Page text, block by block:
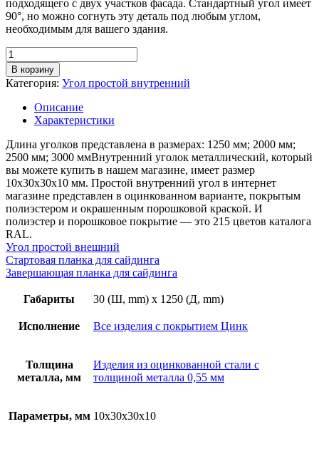
подходящего с двух участков фасада. Стандартный угол имеет
90°, но можно согнуть эту деталь под любым углом,
необходимым для вашего здания.
Количество
товара
Угол
простой
внутренний,
грань
длина
1,25м,
толщина
металла
0,55
мм,
цинк
В корзину
Категория: Угол простой внутренний
Описание
Характеристики
Длина уголков представлена в размерах: 1250 мм; 2000 мм;
2500 мм; 3000 ммВнутренний уголок металлический, который
вы можете купить в нашем магазине, имеет размер
10х30х30х10 мм. Простой внутренний угол в интернет
магазине представлен в оцинкованном варианте, покрытым
полиэстером и окрашенным порошковой краской. И
полиэстер и порошковое покрытие — это 215 цветов каталога
RAL.
Угол простой внешний
Стартовая планка для сайдинга
Завершающая планка для сайдинга
Габариты 30 (Ш, mm) x 1250 (Д, mm)
Исполнение Все изделия с покрытием Цинк
Толщина
металла, мм
Изделия из оцинкованной стали с
толщиной металла 0,55 мм
Параметры, мм 10х30х30х10